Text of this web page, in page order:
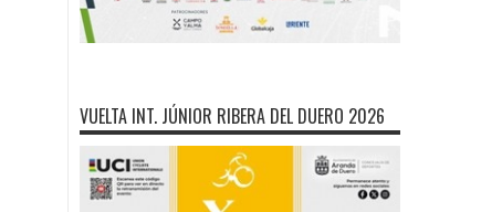
VUELTA INT. JÚNIOR RIBERA DEL DUERO 2026